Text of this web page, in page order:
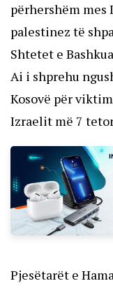
përhershëm
palestinez të
Shtetet e
Ai i shprehu
Kosovë për
Izraelit më 7
Pjesëtarët e